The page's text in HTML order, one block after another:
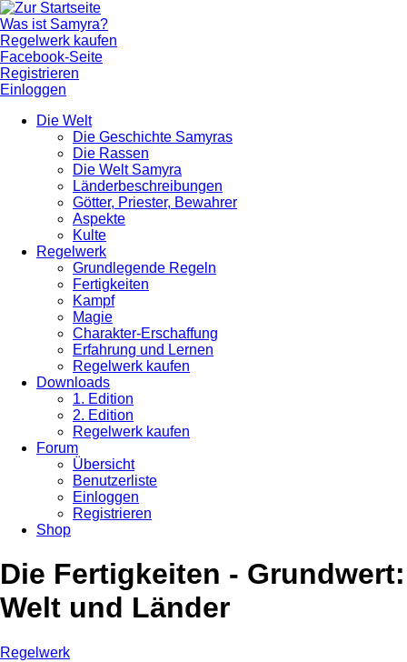
Was ist Samyra?
Regelwerk kaufen
Facebook-Seite
Registrieren
Einloggen
Die Welt
Die Geschichte Samyras
Die Rassen
Die Welt Samyra
Länderbeschreibungen
Götter, Priester, Bewahrer
Aspekte
Kulte
Regelwerk
Grundlegende Regeln
Fertigkeiten
Kampf
Magie
Charakter-Erschaffung
Erfahrung und Lernen
Regelwerk kaufen
Downloads
1. Edition
2. Edition
Regelwerk kaufen
Forum
Übersicht
Benutzerliste
Einloggen
Registrieren
Shop
Die Fertigkeiten - Grundwert:
Welt und Länder
Regelwerk